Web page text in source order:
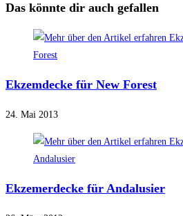
Das könnte dir auch gefallen
Ekzemdecke für New Forest
24. Mai 2013
Ekzemerdecke für Andalusier